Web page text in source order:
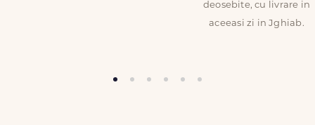
deosebite, cu livrare in
aceeasi zi in Jghiab.